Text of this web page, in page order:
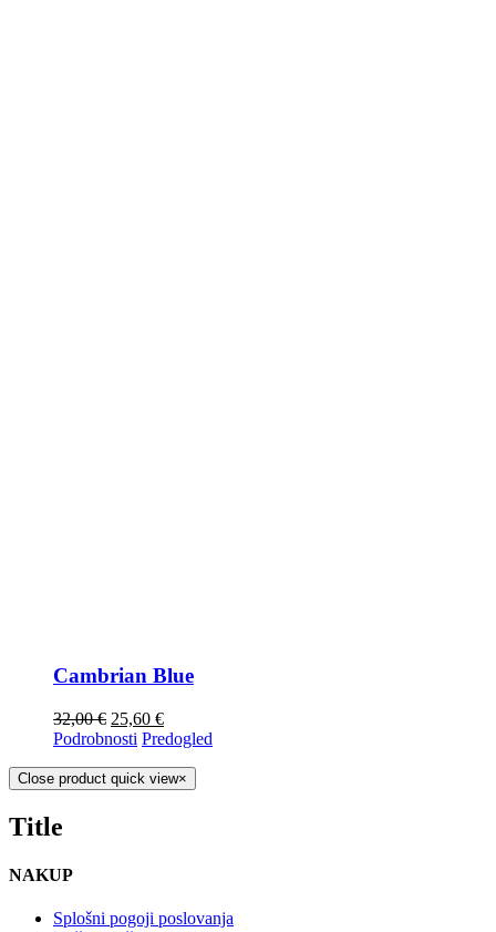
Cambrian Blue
32,00€ 25,60 €
Podrobnosti Predogled
Close product quick view×
Title
NAKUP
Splošni pogoji poslovanja